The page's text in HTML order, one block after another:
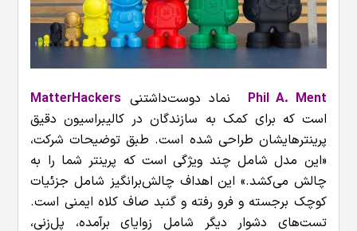
Phil A. Ment نماد دوست‌داشتنی MatterHackers
است که برای کمک به سازندگان در کالیبراسیون دقیق
پرینترهایشان طراحی شده است. طبق توضیحات شرکت،
«این مدل شامل چند ویژگی است که پرینتر شما را به
چالش می‌کشد.» این اهداف چالش‌برانگیز شامل جزئیات
کوچک برجسته و فرو رفته و گنبد صاف کلاه ایمنی است.
تست‌های دشوار دیگر شامل زوایای برآمده، پل‌زنی،